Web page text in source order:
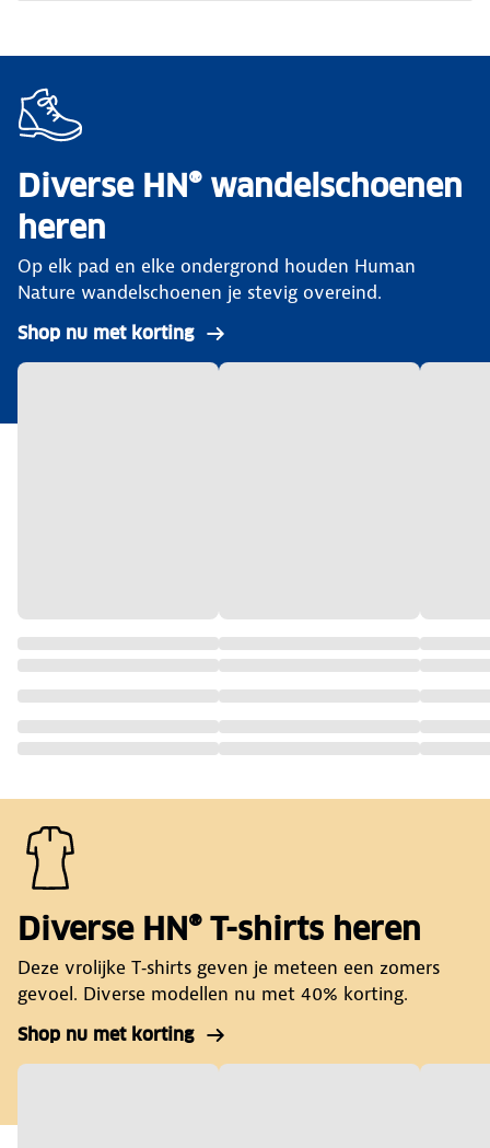
Diverse HN® wandelschoenen
heren
Op elk pad en elke ondergrond houden Human
Nature wandelschoenen je stevig overeind.
Shop nu met korting
Diverse HN® T-shirts heren
Deze vrolijke T‑shirts geven je meteen een zomers
gevoel. Diverse modellen nu met 40% korting.
Shop nu met korting